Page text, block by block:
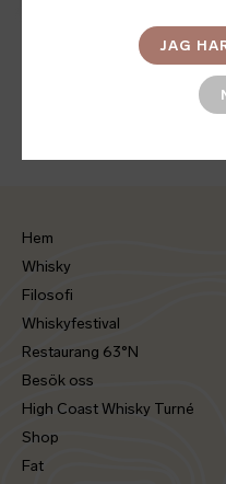
Chevaleresk
Aug 2022
Hem
Whisky
Filosofi
Whiskyfestival
Restaurang 63°N
Besök oss
High Coast Whisky Turné
Shop
Fat
JAG